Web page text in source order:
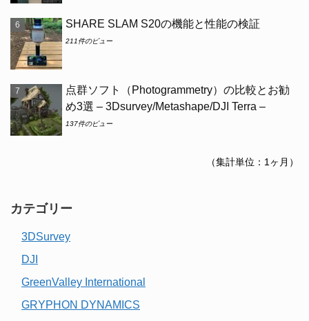
SHARE SLAM S20の機能と性能の検証
211件のビュー
点群ソフト（Photogrammetry）の比較とお勧
め3選 – 3Dsurvey/Metashape/DJI Terra –
137件のビュー
（集計単位：1ヶ月）
カテゴリー
3DSurvey
DJI
GreenValley International
GRYPHON DYNAMICS